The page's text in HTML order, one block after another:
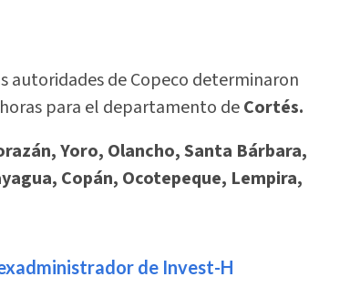
autoridades de Copeco determinaron
para el departamento deCortés.
Yoro, Olancho, Santa Bárbara,
Copán, Ocotepeque, Lempira,
de Invest-H